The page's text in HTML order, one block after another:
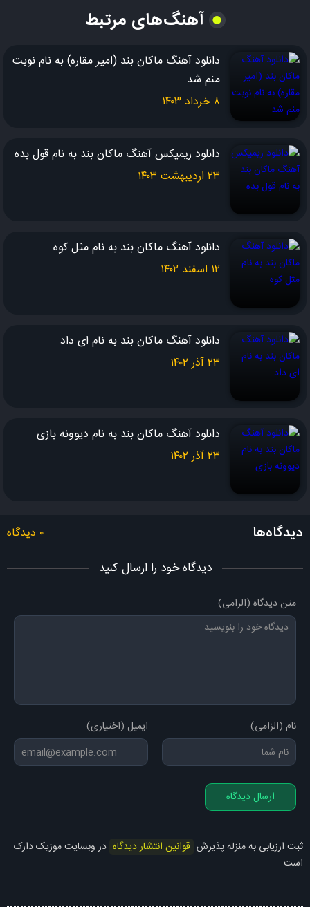
که ببینم این همه غم کار توئه
ولی انگاری نه
واقعی تر از واقعی جلو چشام راه میری
جالبه من باخت دادم اونوقت تویی که دلگیری
هر روز غماتو بکنی فقط گلچین
تو نشد واسه منم شده غرورتو بذاری کنار
ذهن و دل منو اصلا میخواستی چیکار
آهنگ‌های مرتبط
دانلود آهنگ ماکان بند (امیر مقاره) به نام نوبت
منم شد
۸ خرداد ۱۴۰۳
دانلود ریمیکس آهنگ ماکان بند به نام قول بده
۲۳ اردیبهشت ۱۴۰۳
دانلود آهنگ ماکان بند به نام مثل کوه
۱۲ اسفند ۱۴۰۲
دانلود آهنگ ماکان بند به نام ای داد
۲۳ آذر ۱۴۰۲
دانلود آهنگ ماکان بند به نام ديوونه بازی
۲۳ آذر ۱۴۰۲
دیدگاه‌ها ۰ دیدگاه
دیدگاه خود را ارسال کنید
متن دیدگاه (الزامی)
نام (الزامی) ایمیل (اختیاری)
ارسال دیدگاه
ثبت ارزیابی به منزله پذیرش قوانین انتشار دیدگاه در وبسایت موزیک دارک
است.